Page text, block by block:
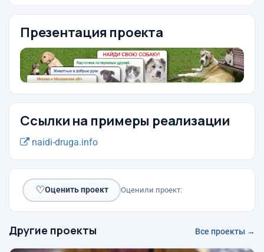
Презентация проекта
Ссылки на примеры реализации
naidi-druga.info
♡Оценить проект Оценили проект:
Другие проекты Все проекты →